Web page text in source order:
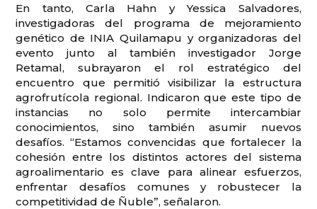
En tanto, Carla Hahn y Yessica Salvadores,
investigadoras del programa de mejoramiento
genético de INIA Quilamapu y organizadoras del
evento junto al también investigador Jorge
Retamal, subrayaron el rol estratégico del
encuentro que permitió visibilizar la estructura
agrofrutícola regional. Indicaron que este tipo de
instancias no solo permite intercambiar
conocimientos, sino también asumir nuevos
desafíos. “Estamos convencidas que fortalecer la
cohesión entre los distintos actores del sistema
agroalimentario es clave para alinear esfuerzos,
enfrentar desafíos comunes y robustecer la
competitividad de Ñuble”, señalaron.